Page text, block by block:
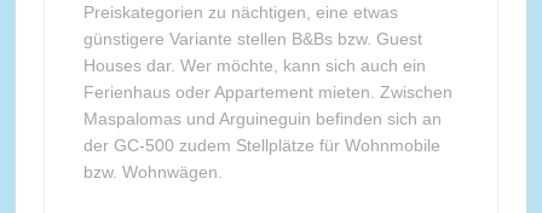
Preiskategorien zu nächtigen, eine etwas
günstigere Variante stellen B&Bs bzw. Guest
Houses dar. Wer möchte, kann sich auch ein
Ferienhaus oder Appartement mieten. Zwischen
Maspalomas und Arguineguin befinden sich an
der GC-500 zudem Stellplätze für Wohnmobile
bzw. Wohnwägen.